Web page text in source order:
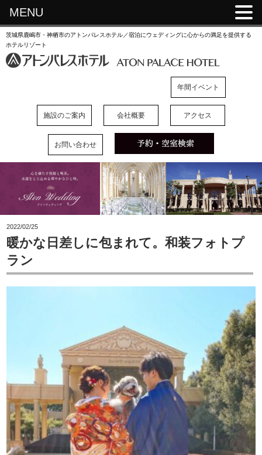
茨城県鹿嶋市・神栖市のアトンパレスホテル／宿泊にウェディングに心からの満足を提供する
ホテルリゾート
年間イベント
施設のご案内 会社概要 アクセス
お問い合わせ
2022/02/25
暖かな日差しに包まれて。和装フォトプ
ラン
MENU